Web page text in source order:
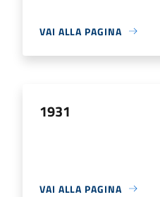
VAI ALLA PAGINA
1931
VAI ALLA PAGINA